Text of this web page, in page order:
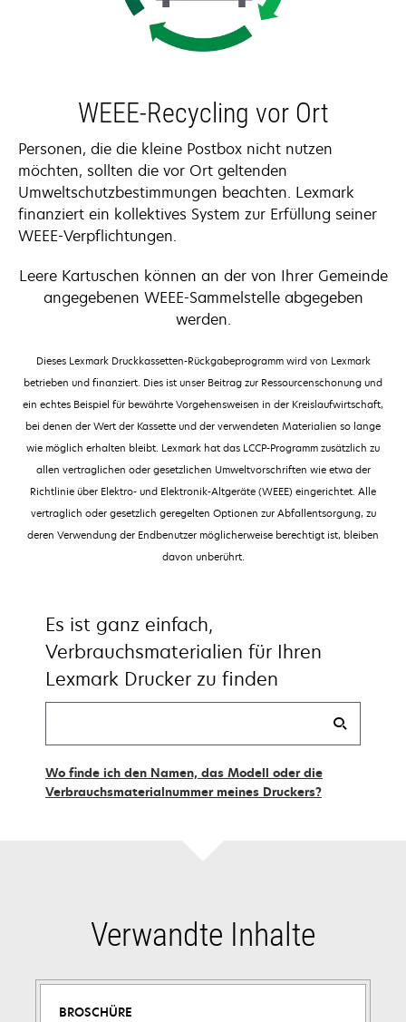
WEEE-Recycling vor Ort
Personen, die die kleine Postbox nicht nutzen
möchten, sollten die vor Ort geltenden
Umweltschutzbestimmungen beachten. Lexmark
finanziert ein kollektives System zur Erfüllung seiner
WEEE-Verpflichtungen.
Leere Kartuschen können an der von Ihrer Gemeinde
angegebenen WEEE-Sammelstelle abgegeben
werden.
Dieses Lexmark Druckkassetten-Rückgabeprogramm wird von Lexmark
betrieben und finanziert. Dies ist unser Beitrag zur Ressourcenschonung und
ein echtes Beispiel für bewährte Vorgehensweisen in der Kreislaufwirtschaft,
bei denen der Wert der Kassette und der verwendeten Materialien so lange
wie möglich erhalten bleibt. Lexmark hat das LCCP-Programm zusätzlich zu
allen vertraglichen oder gesetzlichen Umweltvorschriften wie etwa der
Richtlinie über Elektro- und Elektronik-Altgeräte (WEEE) eingerichtet. Alle
vertraglich oder gesetzlich geregelten Optionen zur Abfallentsorgung, zu
deren Verwendung der Endbenutzer möglicherweise berechtigt ist, bleiben
davon unberührt.
Es ist ganz einfach,
Verbrauchsmaterialien für Ihren
Lexmark Drucker zu finden
Wo finde ich den Namen, das Modell oder die
Verbrauchsmaterialnummer meines Druckers?
Verwandte Inhalte
BROSCHÜRE